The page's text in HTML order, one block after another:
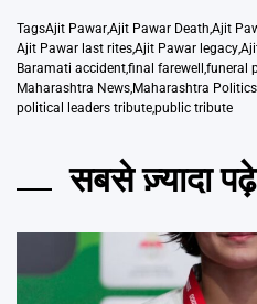
TagsAjit Pawar,Ajit Pawar Death,Ajit
Ajit Pawar last rites,Ajit Pawar legacy,
Baramati accident,final farewell ,funeral
Maharashtra News,Maharashtra Politics
political leaders tribute,public tribute
सबसे ज़्यादा